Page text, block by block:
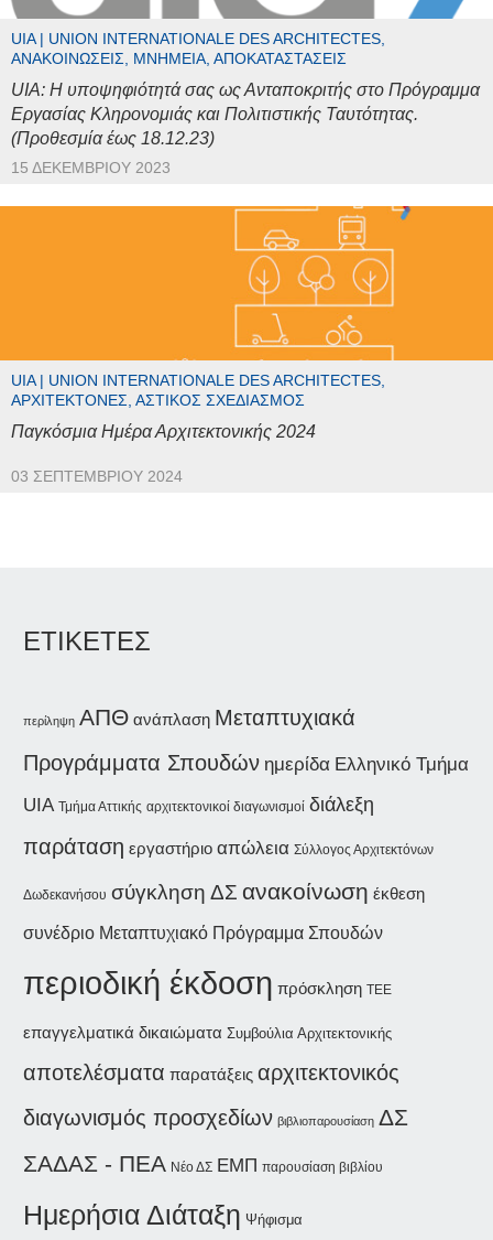
UIA | UNION INTERNATIONALE DES ARCHITECTES,
ΑΝΑΚΟΙΝΏΣΕΙΣ, ΜΝΗΜΕΊΑ, ΑΠΟΚΑΤΑΣΤΆΣΕΙΣ
UIA: Η υποψηφιότητά σας ως Ανταποκριτής στο Πρόγραμμα
Εργασίας Κληρονομιάς και Πολιτιστικής Ταυτότητας.
(Προθεσμία έως 18.12.23)
15 ΔΕΚΕΜΒΡΊΟΥ 2023
UIA | UNION INTERNATIONALE DES ARCHITECTES,
ΑΡΧΙΤΈΚΤΟΝΕΣ, ΑΣΤΙΚΌΣ ΣΧΕΔΙΑΣΜΌΣ
Παγκόσμια Ημέρα Αρχιτεκτονικής 2024
03 ΣΕΠΤΕΜΒΡΊΟΥ 2024
ΕΤΙΚΕΤΕΣ
περίληψη ΑΠΘ ανάπλαση Μεταπτυχιακά
Προγράμματα Σπουδών ημερίδα Ελληνικό Τμήμα
UIA Τμήμα Αττικής αρχιτεκτονικοί διαγωνισμοί διάλεξη
παράταση εργαστήριο απώλεια Σύλλογος Αρχιτεκτόνων
Δωδεκανήσου σύγκληση ΔΣ ανακοίνωση έκθεση
συνέδριο Μεταπτυχιακό Πρόγραμμα Σπουδών
περιοδική έκδοση πρόσκληση ΤΕΕ
επαγγελματικά δικαιώματα Συμβούλια Αρχιτεκτονικής
αποτελέσματα παρατάξεις αρχιτεκτονικός
διαγωνισμός προσχεδίων βιβλιοπαρουσίαση ΔΣ
ΣΑΔΑΣ - ΠΕΑ Νέο ΔΣ ΕΜΠ παρουσίαση βιβλίου
Ημερήσια Διάταξη Ψήφισμα